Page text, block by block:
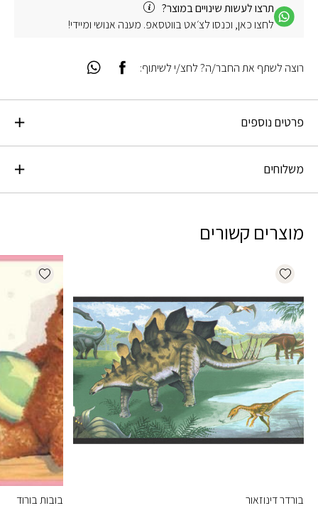
תרצו לעשות שינויים במוצר?
לחצו כאן, וכנסו לצ׳אט בווטסאפ. מענה אנושי ומיידי!
פרטים נוספים
משלוחים
רוצה לשתף את החבר/ה? לחצ/י לשיתוף:
מוצרים קשורים
Add wishlist
בורדר דינוזאור
wishlist
בובות בורוד